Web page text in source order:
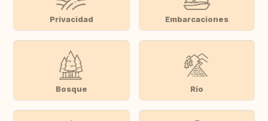
Privacidad Embarcaciones
Bosque Rio